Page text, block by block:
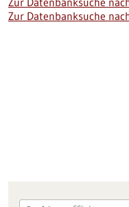
Zur Datenbanksuche